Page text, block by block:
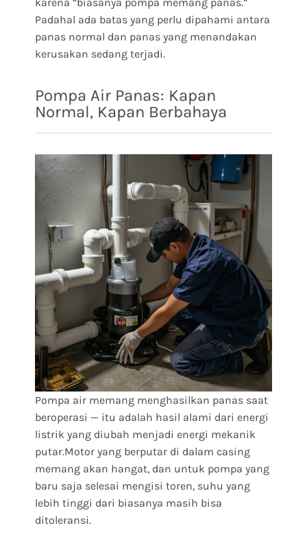
Padahal ada batas yang perlu dipahami antara
panas normal dan panas yang menandakan
kerusakan sedang terjadi.
Pompa Air Panas: Kapan
Normal, Kapan Berbahaya
Pompa air memang menghasilkan panas saat
beroperasi — itu adalah hasil alami dari energi
listrik yang diubah menjadi energi mekanik
putar.Motor yang berputar di dalam casing
memang akan hangat, dan untuk pompa yang
baru saja selesai mengisi toren, suhu yang
lebih tinggi dari biasanya masih bisa
ditoleransi.